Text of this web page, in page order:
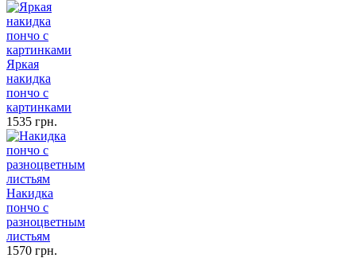
Яркая
накидка
пончо с
картинками
1535 грн.
Накидка
пончо с
разноцветным
листьям
1570 грн.